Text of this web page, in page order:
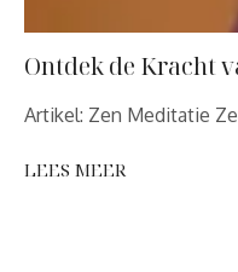
Ontdek de Kracht
Artikel: Zen Meditatie
LEES MEER